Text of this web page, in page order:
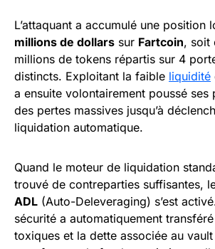
L’attaquant a accumulé une position
millions de dollars sur Fartcoin, soit
millions de tokens répartis sur 4
distincts. Exploitant la faible liquidité
a ensuite volontairement poussé ses
des pertes massives jusqu’à
liquidation automatique.
Quand le moteur de liquidation
trouvé de contreparties suffisantes,
ADL (Auto-Deleveraging) s’est
sécurité a automatiquement
toxiques et la dette associée au vault